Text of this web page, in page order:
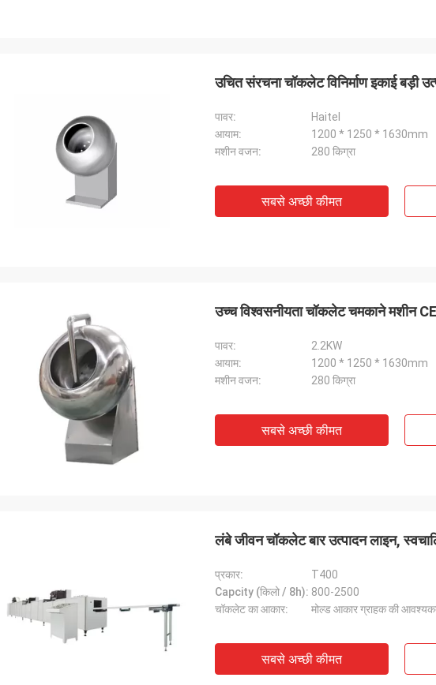
ने वीडियो भेजा है, कमीशन इंजीनियर की व्यवस्था भी बहुत
तेज है, भौतिक और विक्रेता का विवरण एक-से-एक,
विक्रेता की विचारशील सेवा के लिए बहुत आभारी। विवेक
का खरीदार।
उचित संरचना चॉकलेट विनिर्माण इकाई बड़ी
पावर:
Haitel
आयाम:
1200 * 1250 * 1630mm
मशीन वजन:
280 किग्रा
सबसे अच्छी कीमत
उच्च विश्वसनीयता चॉकलेट चमकाने मशीन
पावर:
2.2KW
आयाम:
1200 * 1250 * 1630mm
मशीन वजन:
280 किग्रा
सबसे अच्छी कीमत
लंबे जीवन चॉकलेट बार उत्पादन लाइन,
प्रकार:
T400
Capcity (किलो / 8h): 800-2500
चॉकलेट का आकार:
मोल्ड आकार ग्राहक की
सबसे अच्छी कीमत